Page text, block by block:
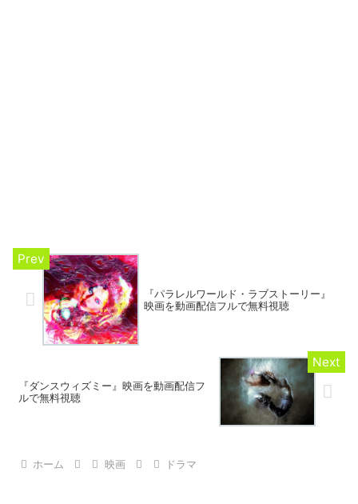
『パラレルワールド・ラブストーリー』
映画を動画配信フルで無料視聴
『ダンスウィズミー』映画を動画配信フ
ルで無料視聴
ホーム 映画 ドラマ